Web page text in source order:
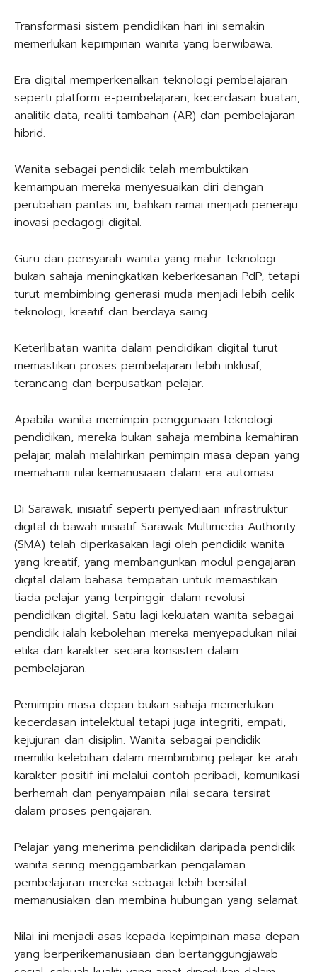
Transformasi sistem pendidikan hari ini semakin
memerlukan kepimpinan wanita yang berwibawa.
Era digital memperkenalkan teknologi pembelajaran
seperti platform e-pembelajaran, kecerdasan buatan,
analitik data, realiti tambahan (AR) dan pembelajaran
hibrid.
Wanita sebagai pendidik telah membuktikan
kemampuan mereka menyesuaikan diri dengan
perubahan pantas ini, bahkan ramai menjadi peneraju
inovasi pedagogi digital.
Guru dan pensyarah wanita yang mahir teknologi
bukan sahaja meningkatkan keberkesanan PdP, tetapi
turut membimbing generasi muda menjadi lebih celik
teknologi, kreatif dan berdaya saing.
Keterlibatan wanita dalam pendidikan digital turut
memastikan proses pembelajaran lebih inklusif,
terancang dan berpusatkan pelajar.
Apabila wanita memimpin penggunaan teknologi
pendidikan, mereka bukan sahaja membina kemahiran
pelajar, malah melahirkan pemimpin masa depan yang
memahami nilai kemanusiaan dalam era automasi.
Di Sarawak, inisiatif seperti penyediaan infrastruktur
digital di bawah inisiatif Sarawak Multimedia Authority
(SMA) telah diperkasakan lagi oleh pendidik wanita
yang kreatif, yang membangunkan modul pengajaran
digital dalam bahasa tempatan untuk memastikan
tiada pelajar yang terpinggir dalam revolusi
pendidikan digital. Satu lagi kekuatan wanita sebagai
pendidik ialah kebolehan mereka menyepadukan nilai
etika dan karakter secara konsisten dalam
pembelajaran.
Pemimpin masa depan bukan sahaja memerlukan
kecerdasan intelektual tetapi juga integriti, empati,
kejujuran dan disiplin. Wanita sebagai pendidik
memiliki kelebihan dalam membimbing pelajar ke arah
karakter positif ini melalui contoh peribadi, komunikasi
berhemah dan penyampaian nilai secara tersirat
dalam proses pengajaran.
Pelajar yang menerima pendidikan daripada pendidik
wanita sering menggambarkan pengalaman
pembelajaran mereka sebagai lebih bersifat
memanusiakan dan membina hubungan yang selamat.
Nilai ini menjadi asas kepada kepimpinan masa depan
yang berperikemanusiaan dan bertanggungjawab